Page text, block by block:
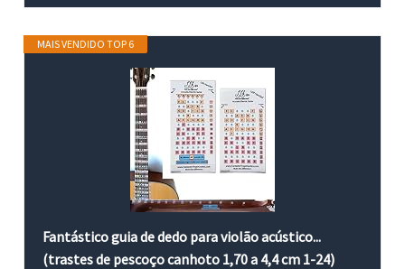
MAIS VENDIDO TOP 6
Fantástico guia de dedo para violão acústico...
(trastes de pescoço canhoto 1,70 a 4,4 cm 1-24)